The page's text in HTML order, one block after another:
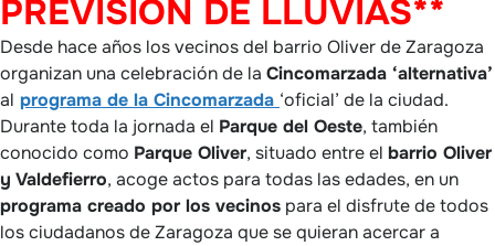
PREVISIÓN DE LLUVIAS**
Desde hace años los vecinos del barrio Oliver de Zaragoza
organizan una celebración de la Cincomarzada ‘alternativa’
al programa de la Cincomarzada ‘oficial’ de la ciudad.
Durante toda la jornada el Parque del Oeste, también
conocido como Parque Oliver, situado entre el barrio Oliver
y Valdefierro, acoge actos para todas las edades, en un
programa creado por los vecinos para el disfrute de todos
los ciudadanos de Zaragoza que se quieran acercar a